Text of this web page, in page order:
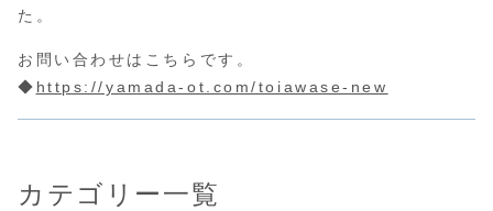
た。
お問い合わせはこちらです。
◆ https://yamada-ot.com/toiawase-new
カテゴリー一覧